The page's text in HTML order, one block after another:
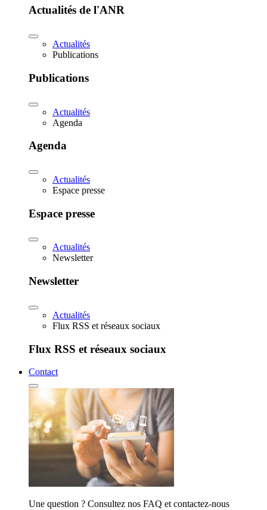
Actualités de l'ANR
Actualités
Publications
Publications
Actualités
Agenda
Agenda
Actualités
Espace presse
Espace presse
Actualités
Newsletter
Newsletter
Actualités
Flux RSS et réseaux sociaux
Flux RSS et réseaux sociaux
Contact
Une question ? Consultez nos FAQ et contactez-nous